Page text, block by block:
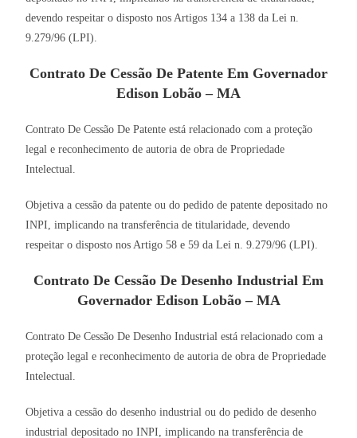
devendo respeitar o disposto nos Artigos 134 a 138 da Lei n.
9.279/96 (LPI).
Contrato De Cessão De Patente Em Governador
Edison Lobão – MA
Contrato De Cessão De Patente está relacionado com a proteção
legal e reconhecimento de autoria de obra de Propriedade
Intelectual.
Objetiva a cessão da patente ou do pedido de patente depositado no
INPI, implicando na transferência de titularidade, devendo
respeitar o disposto nos Artigo 58 e 59 da Lei n. 9.279/96 (LPI).
Contrato De Cessão De Desenho Industrial Em
Governador Edison Lobão – MA
Contrato De Cessão De Desenho Industrial está relacionado com a
proteção legal e reconhecimento de autoria de obra de Propriedade
Intelectual.
Objetiva a cessão do desenho industrial ou do pedido de desenho
industrial depositado no INPI, implicando na transferência de